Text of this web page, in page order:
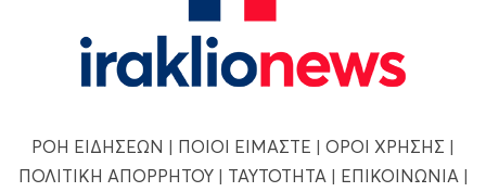
ΡΟΗ ΕΙΔΗΣΕΩΝ | ΠΟΙΟΙ ΕΙΜΑΣΤΕ | ΟΡΟΙ ΧΡΗΣΗΣ |
ΠΟΛΙΤΙΚΗ ΑΠΟΡΡΗΤΟΥ| ΤΑΥΤΟΤΗΤΑ | ΕΠΙΚΟΙΝΩΝΙΑ |